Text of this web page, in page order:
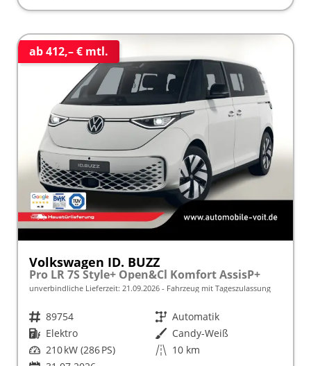
ab 412,– € mtl.
Volkswagen ID. BUZZ
Pro LR 7S Style+ Open&Cl Komfort AssisP+
unverbindliche Lieferzeit: 21.09.2026 Fahrzeug mit Tageszulassung
Fahrzeugnr. 89754 Getriebe Automatik
Kraftstoff Elektro Außenfarbe Candy-Weiß
Leistung 210 kW (286 PS) Kilometerstand 10 km